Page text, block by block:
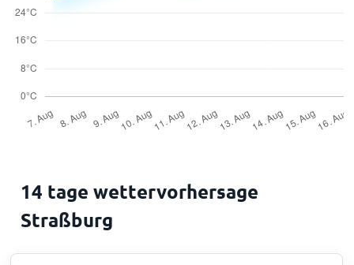
14 tage wettervorhersage
Straßburg